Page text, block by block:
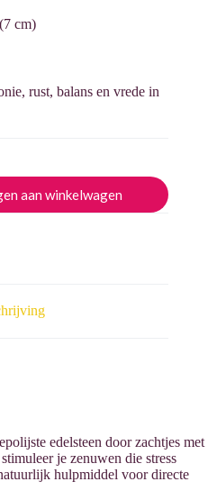
cm)
rust, balans en vrede in
aan winkelwagen
edelsteen door zachtjes met
je zenuwen die stress
hulpmiddel voor directe